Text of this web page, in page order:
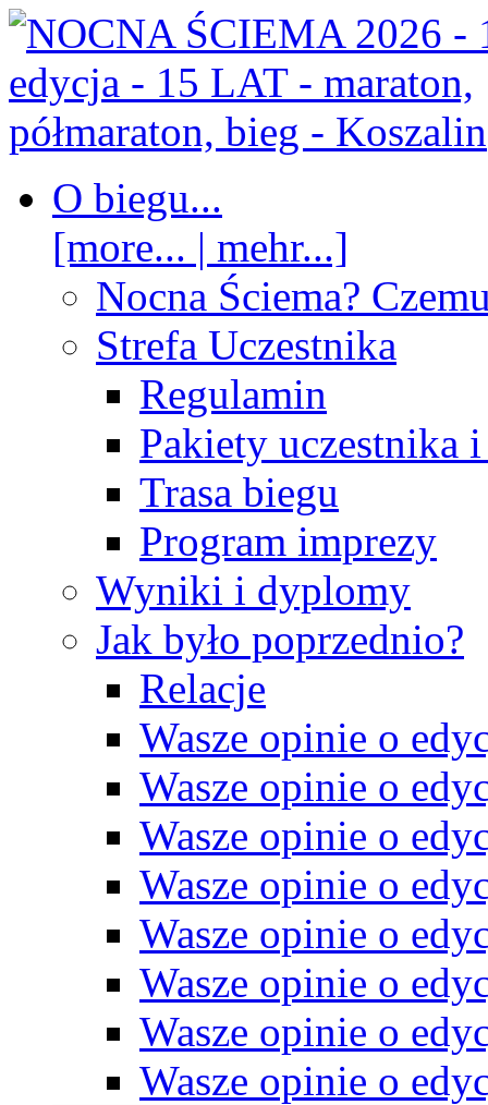
O biegu...
[more... | mehr...]
Nocna Ściema?
Strefa Uczestnika
Regulamin
Pakiety uczestnika
Trasa biegu
Program imprezy
Wyniki i dyplomy
Jak było poprzednio?
Relacje
Wasze opinie o
Wasze opinie o
Wasze opinie o
Wasze opinie o
Wasze opinie o
Wasze opinie o
Wasze opinie o
Wasze opinie o